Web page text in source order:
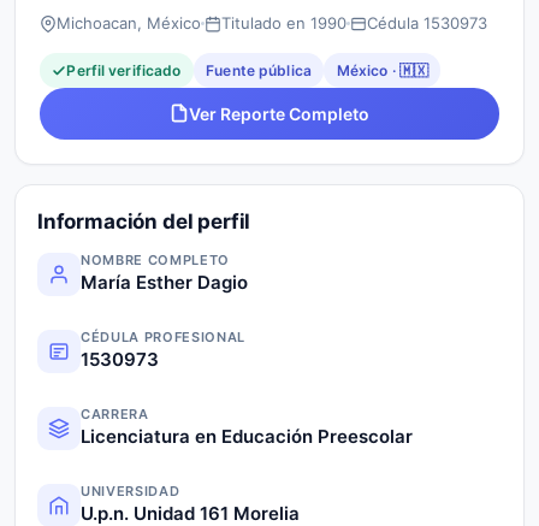
Michoacan, México Titulado en 1990 Cédula 1530973
Perfil verificado Fuente pública México · 🇲🇽
Ver Reporte Completo
Información del perfil
NOMBRE COMPLETO
María Esther Dagio
CÉDULA PROFESIONAL
1530973
CARRERA
Licenciatura en Educación Preescolar
UNIVERSIDAD
U.p.n. Unidad 161 Morelia